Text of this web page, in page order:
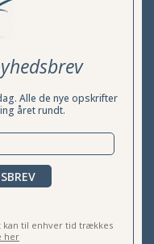
Alle de nye opskrifter
året rundt.
kan til enhver tid trækkes
her